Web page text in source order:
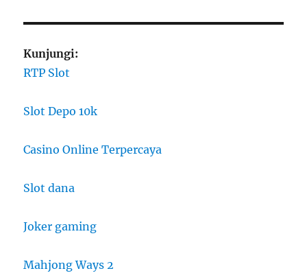
Kunjungi:
RTP Slot
Slot Depo 10k
Casino Online Terpercaya
Slot dana
Joker gaming
Mahjong Ways 2